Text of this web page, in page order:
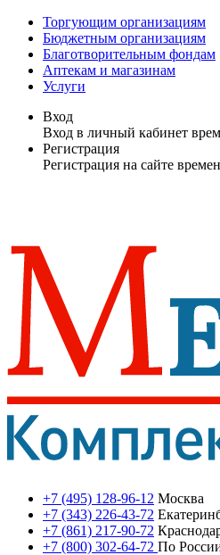
Торгующим организациям
Бюджетным организациям
Благотворительным фондам
Аптекам и магазинам
Услуги
Вход
Вход в личный кабинет
Регистрация
Регистрация на сайте
+7 (495) 128-96-12 Москва
+7 (343) 226-43-72
+7 (861) 217-90-72
+7 (800) 302-64-72 По